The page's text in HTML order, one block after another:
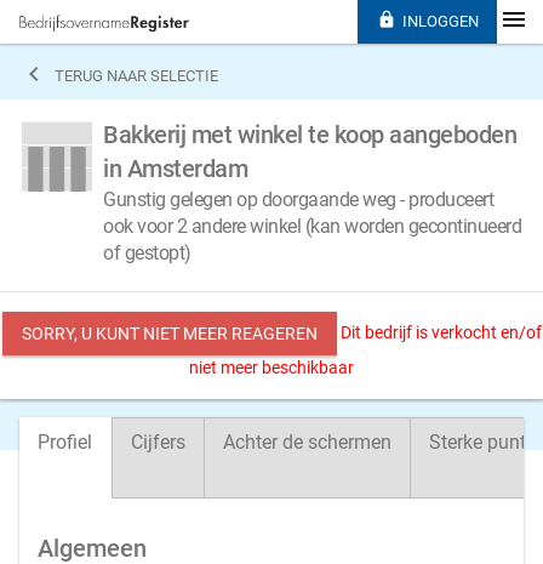
 TERUG NAAR SELECTIE
Bakkerij met winkel te koop aangeboden
in Amsterdam
Gunstig gelegen op doorgaande weg - produceert
ook voor 2 andere winkel (kan worden gecontinueerd
of gestopt)
SORRY, U KUNT NIET MEER REAGEREN
Dit bedrijf is verkocht en/of
niet meer beschikbaar
Profiel Cijfers Achter de schermen Sterke
Algemeen
 INLOGGEN